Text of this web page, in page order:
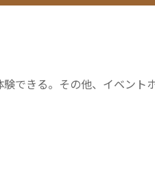
できる。その他、イベント